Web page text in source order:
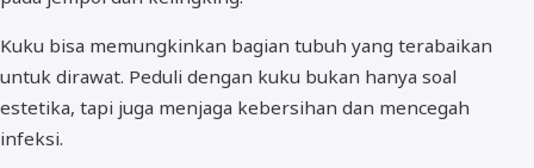
Kuku bisa memungkinkan bagian tubuh yang terabaikan
untuk dirawat. Peduli dengan kuku bukan hanya soal
estetika, tapi juga menjaga kebersihan dan mencegah
infeksi.